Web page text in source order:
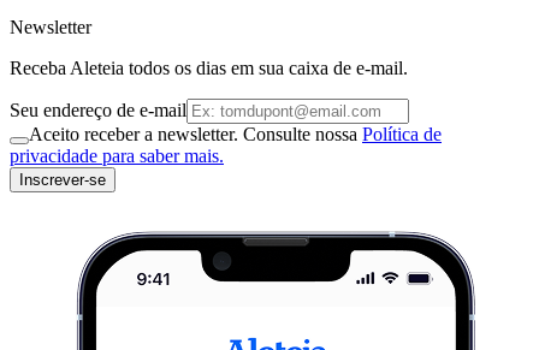
Newsletter
Receba Aleteia todos os dias em sua caixa de e-mail.
Seu endereço de e-mail
Aceito receber a newsletter. Consulte nossa Política de
privacidade para saber mais.
Inscrever-se